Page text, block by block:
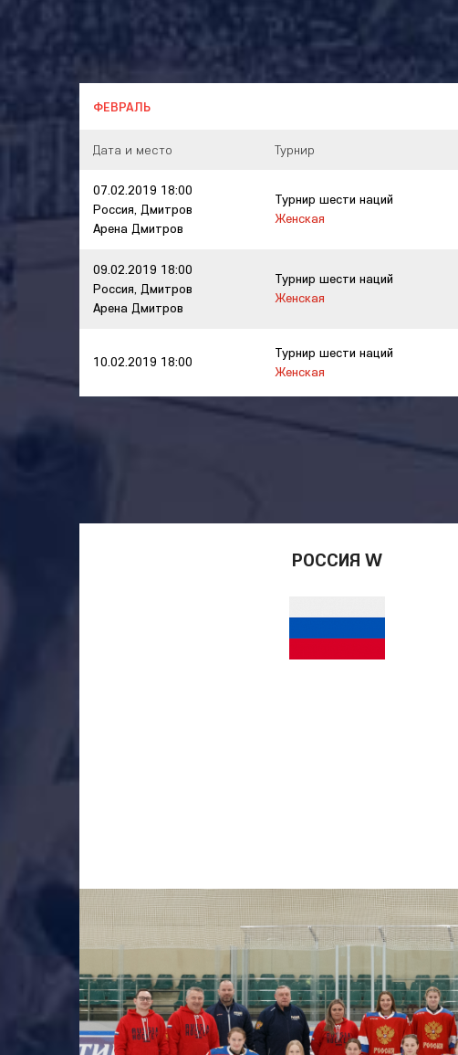
ФЕВРАЛЬ
Дата и место Турнир
07.02.2019 18:00
Россия, Дмитров
Арена Дмитров
Турнир шести наций
Женская
09.02.2019 18:00
Россия, Дмитров
Арена Дмитров
Турнир шести наций
Женская
10.02.2019 18:00
Турнир шести наций
Женская
РОССИЯ W